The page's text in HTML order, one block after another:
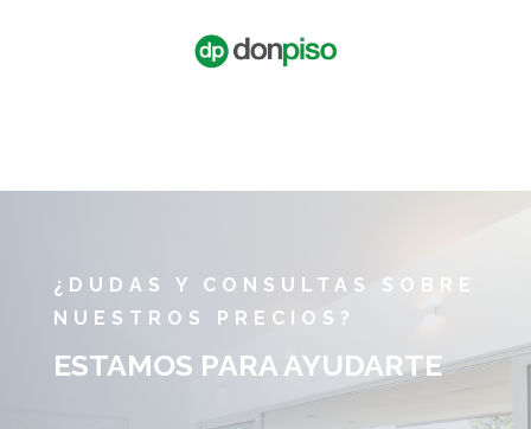
¿DUDAS Y CONSULTAS SOBRE
NUESTROS PRECIOS?
ESTAMOS PARA AYUDARTE